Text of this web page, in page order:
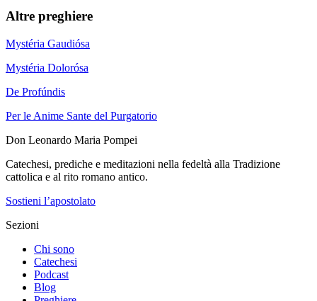
Altre preghiere
Mystéria Gaudiósa
Mystéria Dolorósa
De Profúndis
Per le Anime Sante del Purgatorio
Don Leonardo Maria Pompei
Catechesi, prediche e meditazioni nella fedeltà alla Tradizione
cattolica e al rito romano antico.
Sostieni l’apostolato
Sezioni
Chi sono
Catechesi
Podcast
Blog